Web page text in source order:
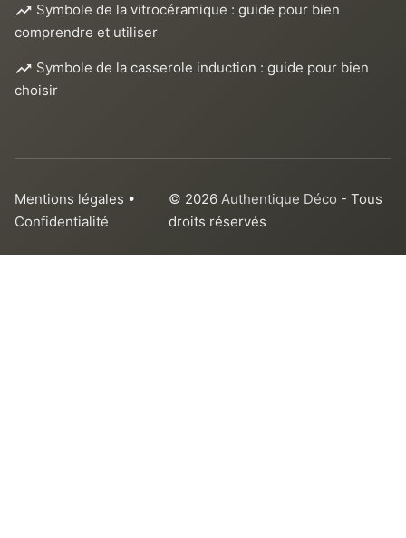
Symbole de la vitrocéramique : guide pour bien
comprendre et utiliser
Symbole de la casserole induction : guide pour bien
choisir
Mentions légales •
Confidentialité
© 2026Authentique Déco - Tous
droits réservés